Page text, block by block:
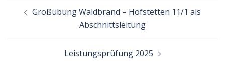
Beitragsnavigation
Großübung Waldbrand – Hofstetten 11/1 als
Abschnittsleitung
Leistungsprüfung 2025